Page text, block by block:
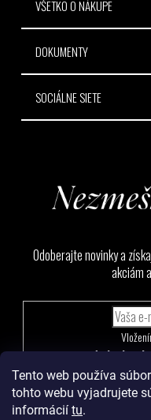
Tento web používa
tohto webu vyjadrujete
informácií tu.
VŠETKO O NÁKUPE
DOKUMENTY
SOCIÁLNE SIETE
Odoberajte novinky a
akciám
podmienkami